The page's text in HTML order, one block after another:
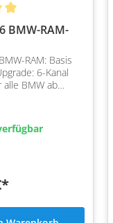
BMW-RAM-
RAM: Basis
6-Kanal
BMW ab
Plug and